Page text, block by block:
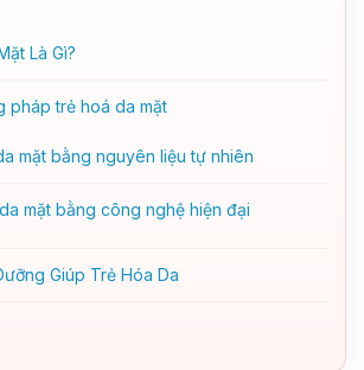
Là Gì?
pháp trẻ hoá da mặt
mặt bằng nguyên liệu tự nhiên
mặt bằng công nghệ hiện đại
Giúp Trẻ Hóa Da